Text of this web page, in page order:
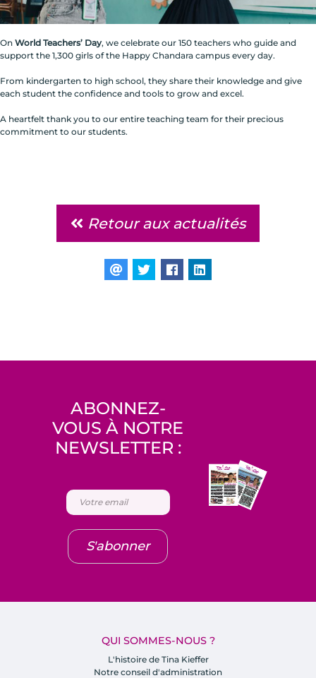
On World Teachers’ Day, we celebrate our 150 teachers who guide and
support the 1,300 girls of the Happy Chandara campus every day.
From kindergarten to high school, they share their knowledge and give
each student the confidence and tools to grow and excel.
A heartfelt thank you to our entire teaching team for their precious
commitment to our students.
Retour aux actualités
QUI SOMMES-NOUS ?
L'histoire de Tina Kieffer
Notre conseil d'administration
ABONNEZ-
VOUS À NOTRE
NEWSLETTER :
S'abonner